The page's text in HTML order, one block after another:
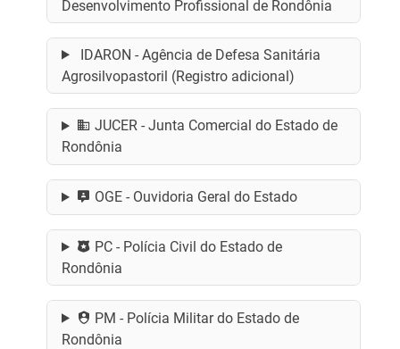
Desenvolvimento Profissional de Rondônia
IDARON - Agência de Defesa Sanitária
Agrosilvopastoril (Registro adicional)
JUCER - Junta Comercial do Estado de
Rondônia
OGE - Ouvidoria Geral do Estado
PC - Polícia Civil do Estado de
Rondônia
PM - Polícia Militar do Estado de
Rondônia